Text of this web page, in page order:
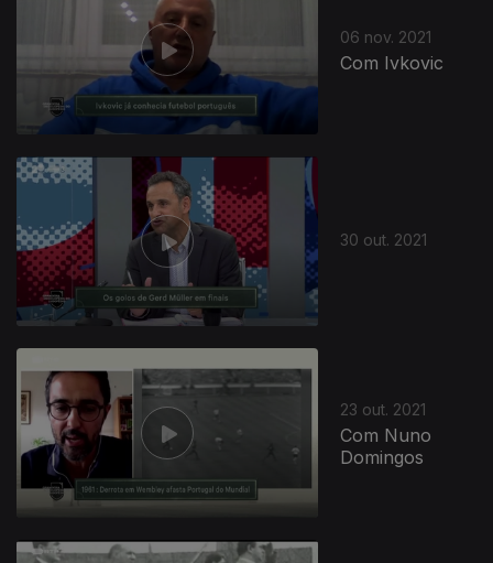
06 nov. 2021
Com Ivkovic
30 out. 2021
23 out. 2021
Com Nuno
Domingos